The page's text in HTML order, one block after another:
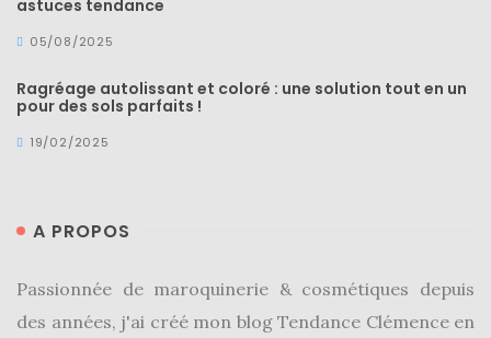
astuces tendance
05/08/2025
Ragréage autolissant et coloré : une solution tout en un
pour des sols parfaits !
19/02/2025
A PROPOS
Passionnée de maroquinerie & cosmétiques depuis
des années, j'ai créé mon blog Tendance Clémence en